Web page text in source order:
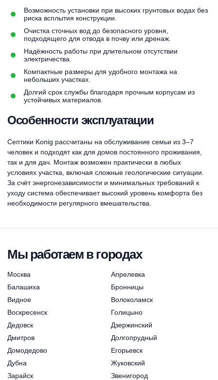
Возможность установки при высоких грунтовых водах без
риска всплытия конструкции.
Очистка сточных вод до безопасного уровня,
подходящего для отвода в почву или дренаж.
Надёжность работы при длительном отсутствии
электричества.
Компактные размеры для удобного монтажа на
небольших участках.
Долгий срок службы благодаря прочным корпусам из
устойчивых материалов.
Особенности эксплуатации
Септики Konig рассчитаны на обслуживание семьи из 3–7
человек и подходят как для домов постоянного проживания,
так и для дач. Монтаж возможен практически в любых
условиях участка, включая сложные геологические ситуации.
За счёт энергонезависимости и минимальных требований к
уходу система обеспечивает высокий уровень комфорта без
необходимости регулярного вмешательства.
Мы работаем в городах
Москва
Апрелевка
Балашиха
Бронницы
Видное
Волоколамск
Воскресенск
Голицыно
Дедовск
Дзержинский
Дмитров
Долгопрудный
Домодедово
Егорьевск
Дубна
Жуковский
Зарайск
Звенигород